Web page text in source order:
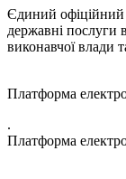
Єдиний офіційний
державні послуги
виконавчої влади
Платформа
.
Платформа